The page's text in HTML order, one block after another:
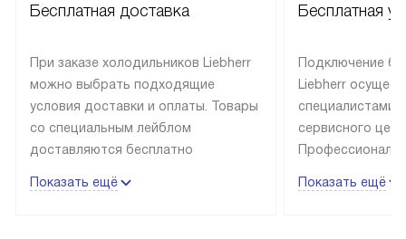
Бесплатная доставка
При заказе холодильников Liebherr
можно выбрать подходящие
условия доставки и оплаты. Товары
со специальным лейблом
доставляются бесплатно
до подъезда, выезд за МКАД
Показать ещё
Бесплатная
Подключение
Liebherr
специалистами
сервисного
эксплуатации
Показать ещё